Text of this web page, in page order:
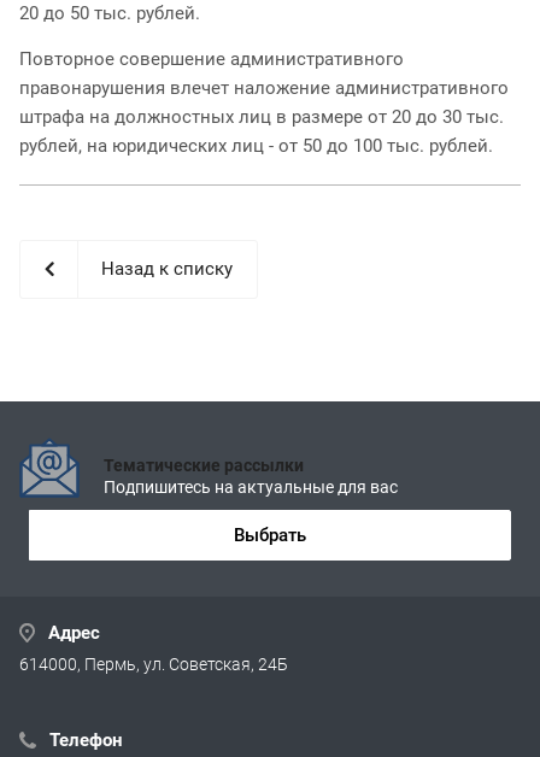
20 до 50 тыс. рублей.
Повторное совершение административного
правонарушения влечет наложение административного
штрафа на должностных лиц в размере от 20 до 30 тыс.
рублей, на юридических лиц - от 50 до 100 тыс. рублей.
Назад к списку
Тематические рассылки
Подпишитесь на актуальные для вас
Выбрать
Адрес
614000, Пермь, ул. Советская, 24Б
Телефон